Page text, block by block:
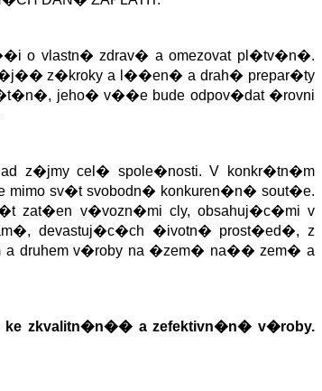
o vlastn� zdrav� a omezovat pl�tv�n�.
z�kroky a l��en� a drah� prepar�ty
jeho� v��e bude odpov�dat �rovni
z�jmy cel� spole�nosti. V konkr�tn�m
sv�t svobodn� konkuren�n� sout�e.
zat�en v�vozn�mi cly, obsahuj�c�mi v
devastuj�c�ch �ivotn� prost�ed�, z
druhem v�roby na �zem� na�� zem� a
ke zkvalitn�n�� a zefektivn�n� v�roby.